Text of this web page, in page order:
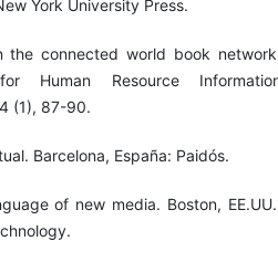
York University Press.
the connected world book
Human Resource
(1), 87-90.
Barcelona, España: Paidós.
of new media. Boston,